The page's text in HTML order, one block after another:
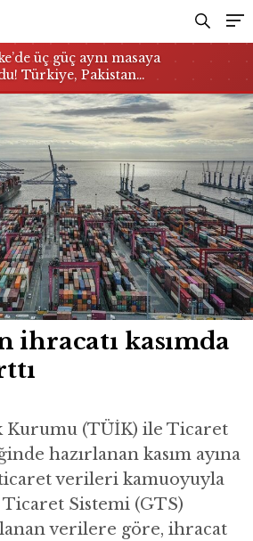
üç güç aynı masaya
Türkiye, Pakistan…
ihracatı kasımda
Kurumu (TÜİK) ile Ticaret
hazırlanan kasım ayına
verileri kamuoyuyla
Ticaret Sistemi (GTS)
verilere göre, ihracat